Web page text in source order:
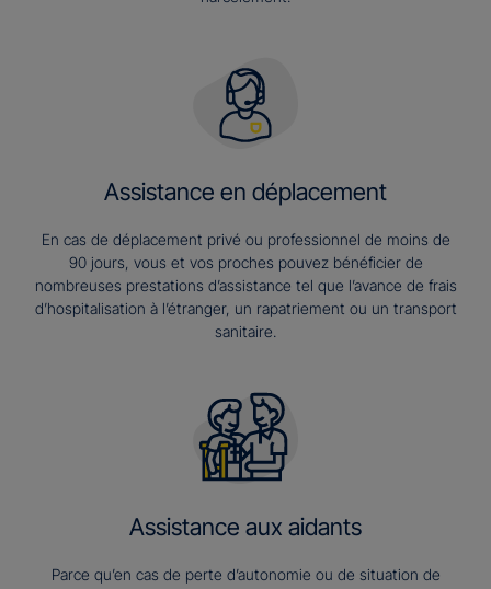
Assistance en déplacement
En cas de déplacement privé ou professionnel de moins de
90 jours, vous et vos proches pouvez bénéficier de
nombreuses prestations d’assistance tel que l’avance de frais
d’hospitalisation à l’étranger, un rapatriement ou un transport
sanitaire.
Assistance aux aidants
Parce qu’en cas de perte d’autonomie ou de situation de